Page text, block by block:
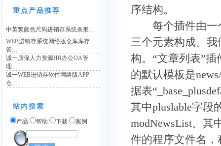
重点产品推荐
中英繁颜色尺码进销存系统条形…
WEB进销存系统网络版仓库库存
管…
诚一质保人力资源HR办公OA管
理…
诚一WEB进销存软件网络版APP
仓…
站内搜索
产品 帮助 下载 案例
序结构。
每个插件由一个
三个元素构成。
构。“文章列表”插
的默认模板是
据表
其中pluslable字段
modNewsList。其
件的程序文件名